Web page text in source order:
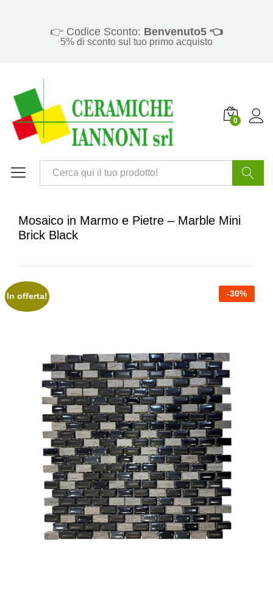
👉 Codice Sconto: Benvenuto5 👈
5% di sconto sul tuo primo acquisto
0
Mosaico in Marmo e Pietre – Marble Mini
Brick Black
In offerta! -30%